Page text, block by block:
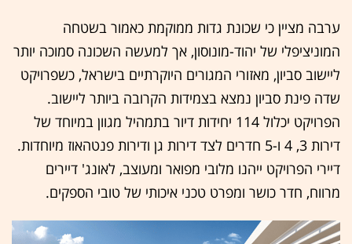
ערבה מציין כי שכונת גדות ממוקמת כאמור בשטחה
המוניציפלי של יהוד-מונוסון, אך למעשה השכונה סמוכה יותר
ליישוב סביון, מאזורי המגורים היוקרתיים בישראל, כשפרויקט
שדה פינת סביון נמצא בצמידות הקרובה ביותר ליישוב.
הפרויקט יכלול 114 יחידות דיור בתמהיל מגוון במיוחד של
דירות 3, 4 ו-5 חדרים לצד דירות גן ודירות פנטהאוז מיוחדות.
דיירי הפרויקט ייהנו מלובי מפואר ומעוצב, לאונג' דיירים
מרווח, חדר כושר ומפרט טכני איכותי של טובי הספקים.